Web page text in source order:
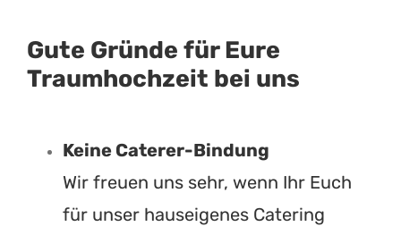
Gute Gründe für Eure
Traumhochzeit bei uns
Keine Caterer-Bindung
Wir freuen uns sehr, wenn Ihr Euch
für unser hauseigenes Catering